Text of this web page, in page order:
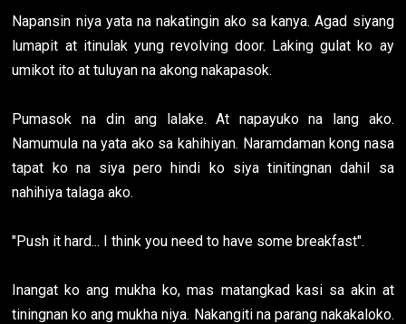
Napansin niya yata na nakatingin ako sa kanya. Agad siyang
lumapit at itinulak yung revolving door. Laking gulat ko ay
umikot ito at tuluyan na akong nakapasok.
Pumasok na din ang lalake. At napayuko na lang ako.
Namumula na yata ako sa kahihiyan. Naramdaman kong nasa
tapat ko na siya pero hindi ko siya tinitingnan dahil sa
nahihiya talaga ako.
"Push it hard... I think you need to have some breakfast".
Inangat ko ang mukha ko, mas matangkad kasi sa akin at
tiningnan ko ang mukha niya. Nakangiti na parang nakakaloko.